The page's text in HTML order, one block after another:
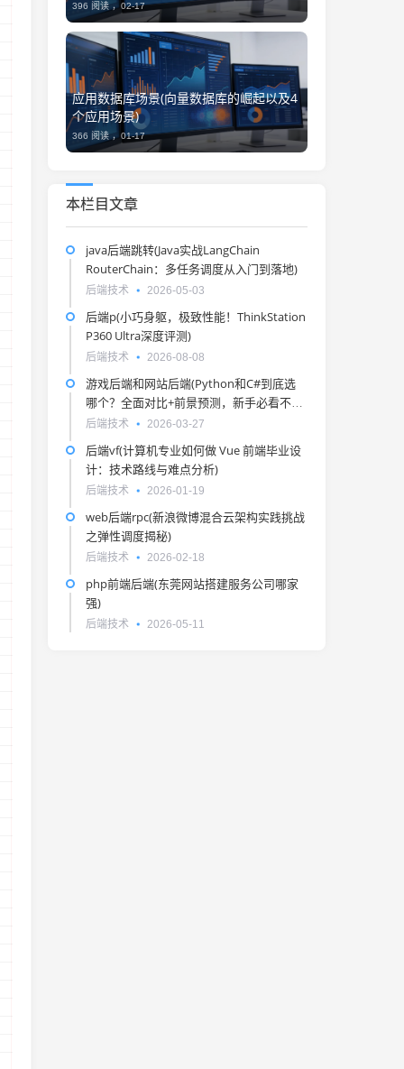
396 阅读 ，02-17
应用数据库场景(向量数据库的崛起以及4
个应用场景)
366 阅读 ，01-17
本栏目文章
java后端跳转(Java实战LangChain
RouterChain：多任务调度从入门到落地)
后端技术 2026-05-03
后端p(小巧身躯，极致性能！ThinkStation
P360 Ultra深度评测)
后端技术 2026-08-08
游戏后端和网站后端(Python和C#到底选
哪个？全面对比+前景预测，新手必看不踩
坑)
后端技术 2026-03-27
后端vf(计算机专业如何做 Vue 前端毕业设
计：技术路线与难点分析)
后端技术 2026-01-19
web后端rpc(新浪微博混合云架构实践挑战
之弹性调度揭秘)
后端技术 2026-02-18
php前端后端(东莞网站搭建服务公司哪家
强)
后端技术 2026-05-11